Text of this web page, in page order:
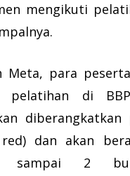
mengikuti
Meta, para
pelatihan di
diberangkatkan
dan akan
sampai 2